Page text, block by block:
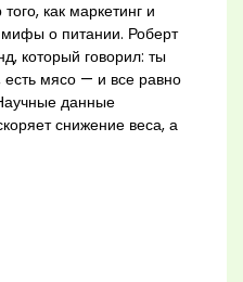
как маркетинг и
о питании. Роберт
который говорил: ты
мясо — и все равно
данные
снижение веса, а